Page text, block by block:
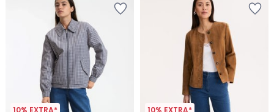
10% EXTRA* 10% EXTRA*